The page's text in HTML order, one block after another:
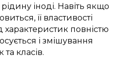
іноді. Навіть якщо
її властивості
характеристик повністю
і змішування
та класів.